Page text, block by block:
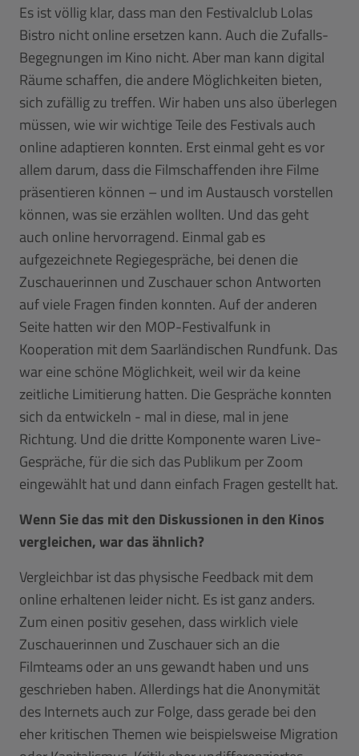
Es ist völlig klar, dass man den Festivalclub Lolas
Bistro nicht online ersetzen kann. Auch die Zufalls-
Begegnungen im Kino nicht. Aber man kann digital
Räume schaffen, die andere Möglichkeiten bieten,
sich zufällig zu treffen. Wir haben uns also überlegen
müssen, wie wir wichtige Teile des Festivals auch
online adaptieren konnten. Erst einmal geht es vor
allem darum, dass die Filmschaffenden ihre Filme
präsentieren können – und im Austausch vorstellen
können, was sie erzählen wollten. Und das geht
auch online hervorragend. Einmal gab es
aufgezeichnete Regiegespräche, bei denen die
Zuschauerinnen und Zuschauer schon Antworten
auf viele Fragen finden konnten. Auf der anderen
Seite hatten wir den MOP-Festivalfunk in
Kooperation mit dem Saarländischen Rundfunk. Das
war eine schöne Möglichkeit, weil wir da keine
zeitliche Limitierung hatten. Die Gespräche konnten
sich da entwickeln - mal in diese, mal in jene
Richtung. Und die dritte Komponente waren Live-
Gespräche, für die sich das Publikum per Zoom
eingewählt hat und dann einfach Fragen gestellt hat.
Wenn Sie das mit den Diskussionen in den Kinos
vergleichen, war das ähnlich?
Vergleichbar ist das physische Feedback mit dem
online erhaltenen leider nicht. Es ist ganz anders.
Zum einen positiv gesehen, dass wirklich viele
Zuschauerinnen und Zuschauer sich an die
Filmteams oder an uns gewandt haben und uns
geschrieben haben. Allerdings hat die Anonymität
des Internets auch zur Folge, dass gerade bei den
eher kritischen Themen wie beispielsweise Migration